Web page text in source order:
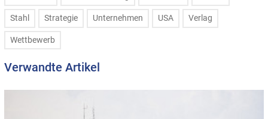
Stahl Strategie Unternehmen USA Verlag
Wettbewerb
Verwandte Artikel